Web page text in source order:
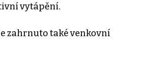
vytápění.
zahrnuto také venkovní